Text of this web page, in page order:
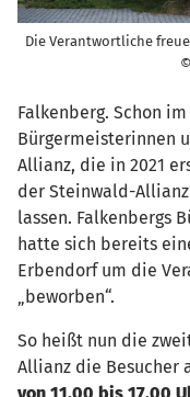
Die Verantwortliche
Falkenberg. Schon
Bürgermeisterinnen
Allianz, die in 2021
der Steinwald-
lassen. Falkenbergs
hatte sich bereits
Erbendorf um die
„beworben“.
So heißt nun die
Allianz die Besucher
von 11.00 bis 17.00